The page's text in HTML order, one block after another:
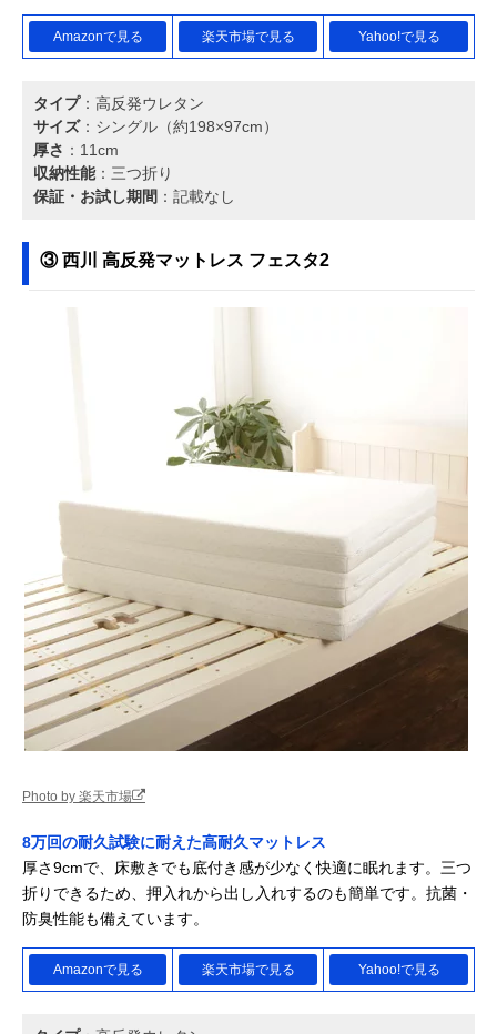
Amazonで見る 楽天市場で見る Yahoo!で見る
タイプ：高反発ウレタン
サイズ：シングル（約198×97cm）
厚さ ：11cm
収納性能：三つ折り
保証・お試し期間 ：記載なし
③ 西川 高反発マットレス フェスタ2
Photo by 楽天市場
8万回の耐久試験に耐えた高耐久マットレス
厚さ9cmで、床敷きでも底付き感が少なく快適に眠れます。三つ
折りできるため、押入れから出し入れするのも簡単です。抗菌・
防臭性能も備えています。
Amazonで見る 楽天市場で見る Yahoo!で見る